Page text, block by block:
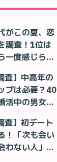
がこの夏、恋
調査！1位は
一度感じられ
査】中高年の
プは必要？40
活中の男女の
査】初デート
！「次も会い
わない人」が